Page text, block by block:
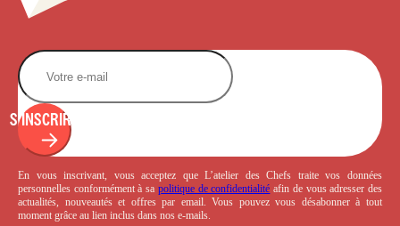
S'INSCRIRE
En vous inscrivant, vous acceptez que L’atelier des Chefs traite vos données
personnelles conformément à sa politique de confidentialité afin de vous adresser des
actualités, nouveautés et offres par email. Vous pouvez vous désabonner à tout
moment grâce au lien inclus dans nos e-mails.